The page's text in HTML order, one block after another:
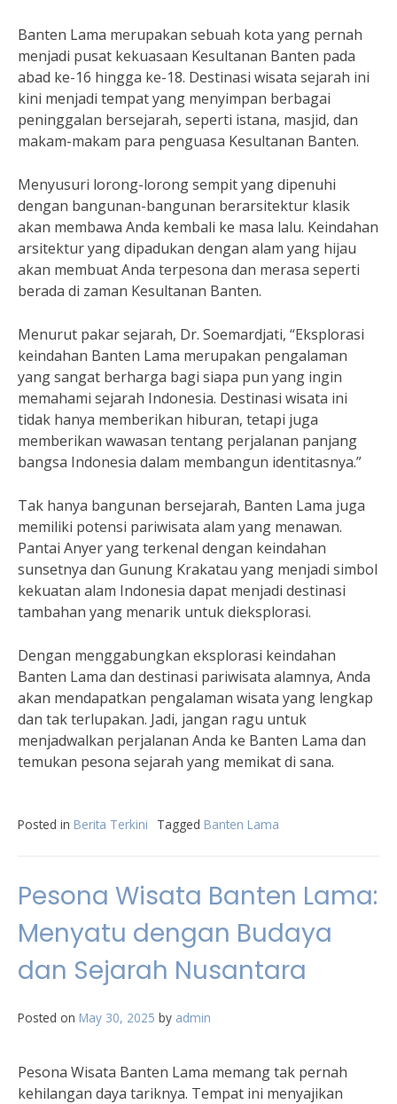
Banten Lama merupakan sebuah kota yang pernah
menjadi pusat kekuasaan Kesultanan Banten pada
abad ke-16 hingga ke-18. Destinasi wisata sejarah ini
kini menjadi tempat yang menyimpan berbagai
peninggalan bersejarah, seperti istana, masjid, dan
makam-makam para penguasa Kesultanan Banten.
Menyusuri lorong-lorong sempit yang dipenuhi
dengan bangunan-bangunan berarsitektur klasik
akan membawa Anda kembali ke masa lalu. Keindahan
arsitektur yang dipadukan dengan alam yang hijau
akan membuat Anda terpesona dan merasa seperti
berada di zaman Kesultanan Banten.
Menurut pakar sejarah, Dr. Soemardjati, “Eksplorasi
keindahan Banten Lama merupakan pengalaman
yang sangat berharga bagi siapa pun yang ingin
memahami sejarah Indonesia. Destinasi wisata ini
tidak hanya memberikan hiburan, tetapi juga
memberikan wawasan tentang perjalanan panjang
bangsa Indonesia dalam membangun identitasnya.”
Tak hanya bangunan bersejarah, Banten Lama juga
memiliki potensi pariwisata alam yang menawan.
Pantai Anyer yang terkenal dengan keindahan
sunsetnya dan Gunung Krakatau yang menjadi simbol
kekuatan alam Indonesia dapat menjadi destinasi
tambahan yang menarik untuk dieksplorasi.
Dengan menggabungkan eksplorasi keindahan
Banten Lama dan destinasi pariwisata alamnya, Anda
akan mendapatkan pengalaman wisata yang lengkap
dan tak terlupakan. Jadi, jangan ragu untuk
menjadwalkan perjalanan Anda ke Banten Lama dan
temukan pesona sejarah yang memikat di sana.
Posted in Berita Terkini Tagged Banten Lama
Pesona Wisata Banten Lama:
Menyatu dengan Budaya
dan Sejarah Nusantara
Posted on May 30, 2025 by admin
Pesona Wisata Banten Lama memang tak pernah
kehilangan daya tariknya. Tempat ini menyajikan